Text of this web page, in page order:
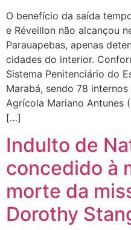
O benefício da saída
e Réveillon não alcançou
Parauapebas, apenas
cidades do interior.
Sistema Penitenciário do
Marabá, sendo 78
Agrícola Mariano Antunes
[…]
Indulto de
concedido à
morte da
Dorothy